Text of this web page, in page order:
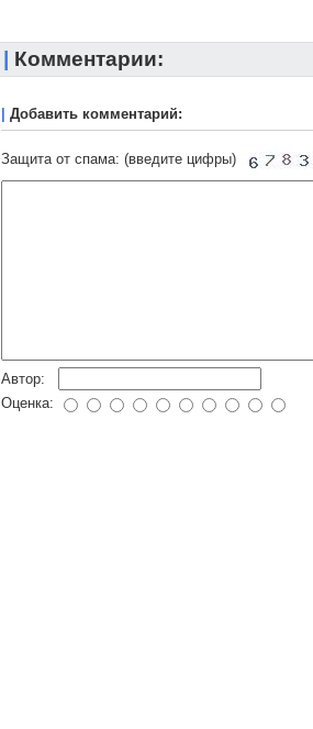
Комментарии:
Добавить комментарий:
Защита от спама: (введите цифры)
Автор:
Оценка: